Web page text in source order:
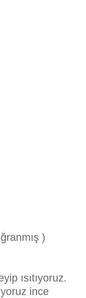
)
ısıtıyoruz.
ince